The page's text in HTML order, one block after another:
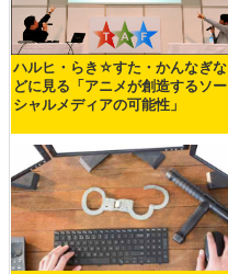
ハルヒ・らき☆すた・かんなぎな
どに見る「アニメが創造するソー
シャルメディアの可能性」